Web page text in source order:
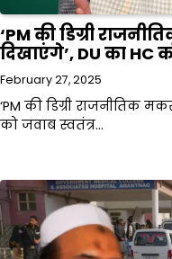
‘PM की डिग्री
दिखाएंगे’, DU का HC
February 27, 2025
‘PM की डिग्री राजनीतिक
को जवाब स्वतंत्र…